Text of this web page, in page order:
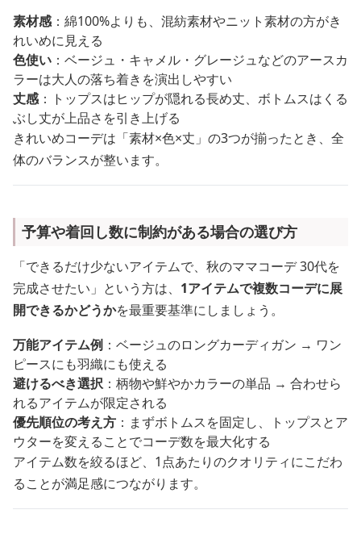
素材感：綿100%よりも、混紡素材やニット素材の方がき
れいめに見える
色使い ：ベージュ・キャメル・グレージュなどのアースカ
ラーは大人の落ち着きを演出しやすい
丈感：トップスはヒップが隠れる長め丈、ボトムスはくる
ぶし丈が上品さを引き上げる
きれいめコーデは「素材×色×丈」の3つが揃ったとき、全
体のバランスが整います。
予算や着回し数に制約がある場合の選び方
「できるだけ少ないアイテムで、秋のママコーデ 30代を
完成させたい」という方は、 1アイテムで複数コーデに展
開できるかどうかを最重要基準にしましょう。
万能アイテム例 ：ベージュのロングカーディガン → ワン
ピースにも羽織にも使える
避けるべき選択 ：柄物や鮮やかカラーの単品 → 合わせら
れるアイテムが限定される
優先順位の考え方 ：まずボトムスを固定し、トップスとア
ウターを変えることでコーデ数を最大化する
アイテム数を絞るほど、1点あたりのクオリティにこだわ
ることが満足感につながります。